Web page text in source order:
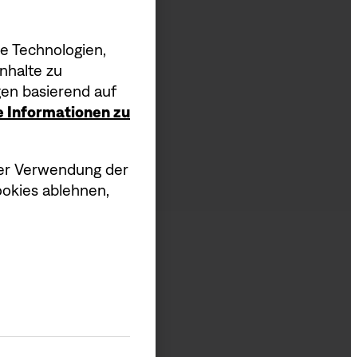
Technologien,
zu
basierend auf
Informationen zu
Verwendung der
ablehnen,